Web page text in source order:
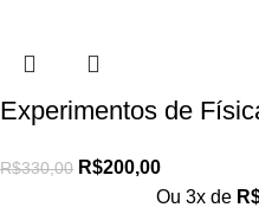
Experimentos de
R$330,00 R$200,00
Ou 3x de